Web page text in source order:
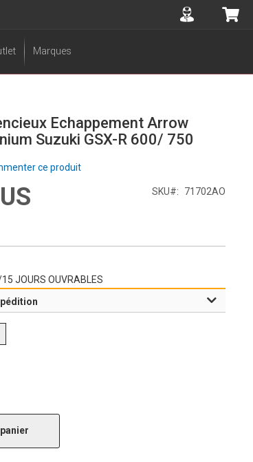
Accuont
Marques
Echappement Arrow
Suzuki GSX-R 600/ 750
ce produit
SKU 71702AO
JOURS OUVRABLES